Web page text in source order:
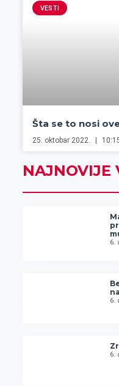
VESTI
Šta se to nosi
25. oktobar 2022.
NAJNOVIJE
6.
6.
6.